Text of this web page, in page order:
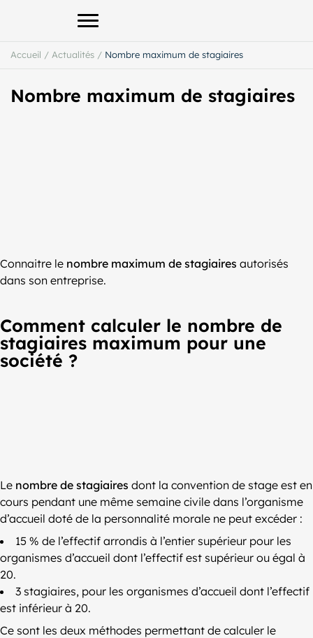
Afficher le menu principal
Accueil / Actualités / Nombre maximum de stagiaires
Nombre maximum de stagiaires
Connaitre le nombre maximum de stagiaires autorisés
dans son entreprise.
Comment calculer le nombre de
stagiaires maximum pour une
société ?
Le nombre de stagiaires dont la convention de stage est en
cours pendant une même semaine civile dans l’organisme
d’accueil doté de la personnalité morale ne peut excéder :
15 % de l’effectif arrondis à l’entier supérieur pour les
organismes d’accueil dont l’effectif est supérieur ou égal à
20.
3 stagiaires, pour les organismes d’accueil dont l’effectif
est inférieur à 20.
Ce sont les deux méthodes permettant de calculer le